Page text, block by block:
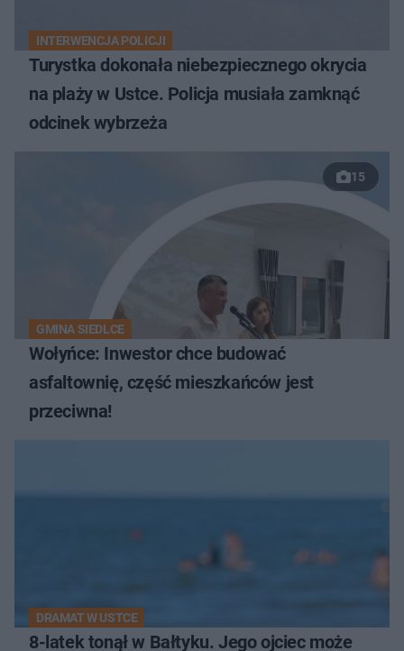
INTERWENCJA POLICJI
Turystka dokonała niebezpiecznego okrycia
na plaży w Ustce. Policja musiała zamknąć
odcinek wybrzeża
15
GMINA SIEDLCE
Wołyńce: Inwestor chce budować
asfaltownię, część mieszkańców jest
przeciwna!
DRAMAT W USTCE
8-latek tonął w Bałtyku. Jego ojciec może